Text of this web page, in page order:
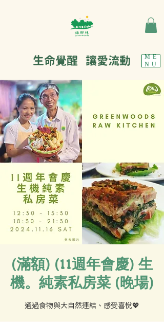
ME
NU
生命覺醒 讓愛流動
(滿額) (11週年會慶) 生
機。純素私房菜 (晚場)